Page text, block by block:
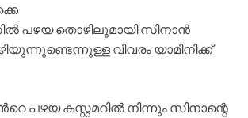
പഴയ തൊഴിലുമായി സിനാൻ
വിവരം യാമിനിക്ക്
പഴയ കസ്റ്റമറിൽ നിന്നും സിനാന്റെ